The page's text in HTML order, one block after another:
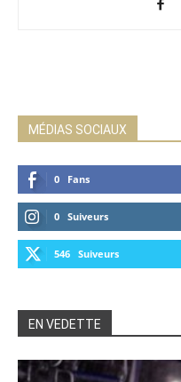
MÉDIAS SOCIAUX
0 Fans
0 Suiveurs
546 Suiveurs
EN VEDETTE